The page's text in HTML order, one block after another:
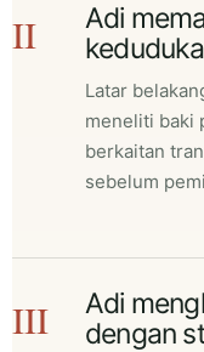
II
Adi
Latar
meneliti baki
berkaitan
sebelum
III
Adi
dengan